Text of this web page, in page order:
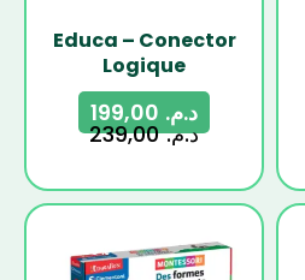
Educa – Conector
Logique
د.م.239,00
د.م.
-20%